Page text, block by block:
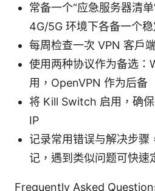
常备一个“应急服务器清
4G/5G 环境下各备一个
每周检查一次 VPN 客户
使用两种协议作为备选：
用，OpenVPN 作为后备
将 Kill Switch 启用，确
IP
记录常用错误与解决步骤
记，遇到类似问题可快速
Frequently Asked